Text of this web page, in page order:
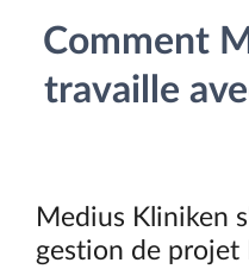
Comment
travaille
Medius Kliniken
gestion de projet